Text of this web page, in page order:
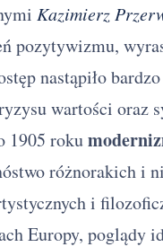
Kazimierz
pozytywizmu,
nastąpiło
wartości oraz
1905 roku
różnorakich i
i
Europy, poglądy